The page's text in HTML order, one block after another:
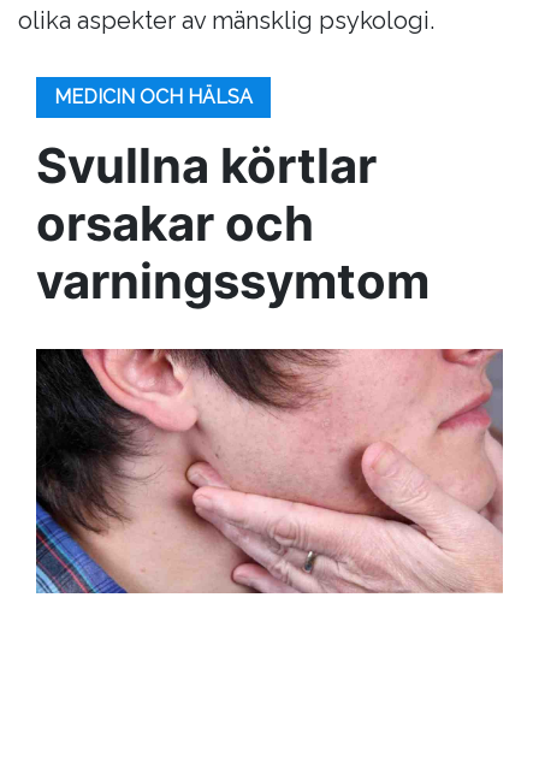
olika aspekter av mänsklig psykologi.
MEDICIN OCH HÄLSA
Svullna körtlar
orsakar och
varningssymtom